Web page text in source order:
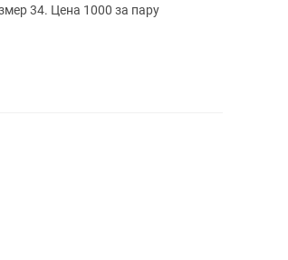
34. Цена 1000 за пару